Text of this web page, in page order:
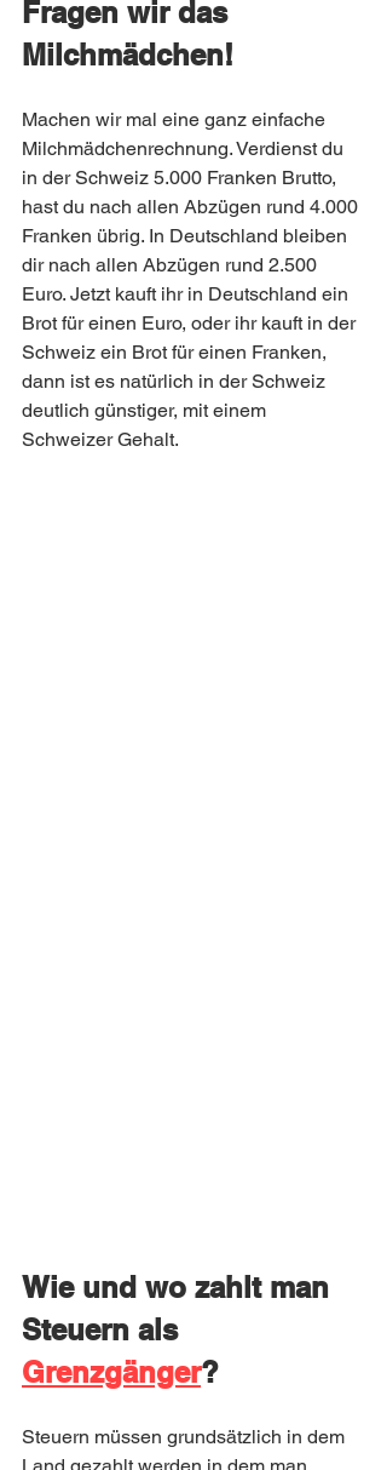
Fragen wir das
Milchmädchen!
Machen wir mal eine ganz einfache
Milchmädchenrechnung. Verdienst du
in der Schweiz 5.000 Franken Brutto,
hast du nach allen Abzügen rund 4.000
Franken übrig. In Deutschland bleiben
dir nach allen Abzügen rund 2.500
Euro. Jetzt kauft ihr in Deutschland ein
Brot für einen Euro, oder ihr kauft in der
Schweiz ein Brot für einen Franken,
dann ist es natürlich in der Schweiz
deutlich günstiger, mit einem
Schweizer Gehalt.
Wie und wo zahlt man
Steuern als
Grenzgänger?
Steuern müssen grundsätzlich in dem
Land gezahlt werden in dem man